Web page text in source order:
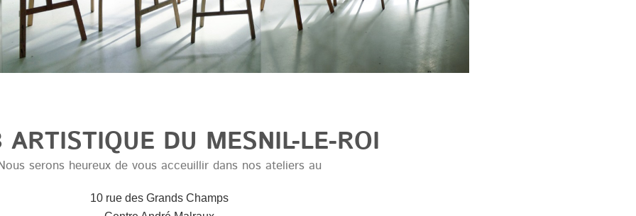
ARTISTIQUE DU MESNIL-LE-ROI
serons heureux de vous acceuillir dans nos ateliers au
10 rue des Grands Champs